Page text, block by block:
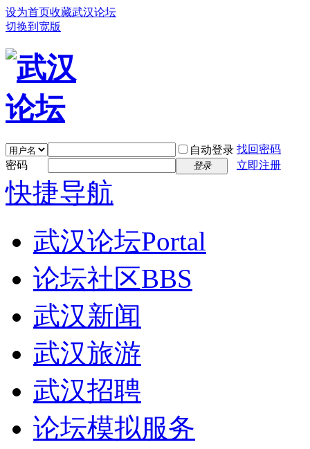
设为首页收藏武汉论坛
切换到宽版
自动登录 找回密码
密码
登录 立即注册
快捷导航
武汉论坛Portal
论坛社区BBS
武汉新闻
武汉旅游
武汉招聘
论坛模拟服务